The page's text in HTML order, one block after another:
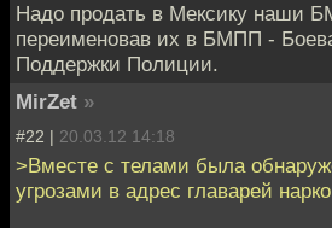
Надо продать в Мексику наши
переименовав их в БМПП -
Поддержки Полиции.
MirZet »
#22 | 20.03.12 14:18
>Вместе с телами была
угрозами в адрес главарей